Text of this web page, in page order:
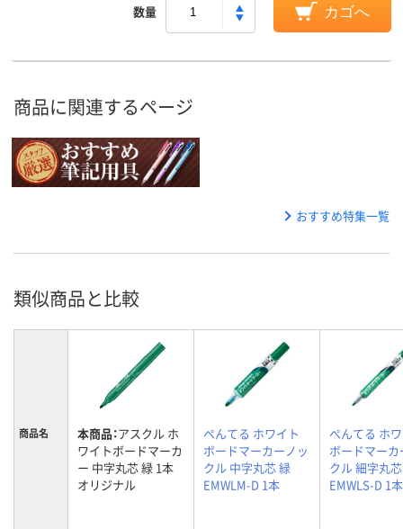
数量 カゴへ
商品に関連するページ
おすすめ特集一覧
類似商品と比較
商品名 本商品：アスクル ホ
ワイトボードマーカ
ー 中字丸芯 緑 1本
オリジナル
ぺんてる ホワイト
ボードマーカーノッ
クル 中字丸芯 緑
EMWLM-D 1本
ぺんてる ホ
ボードマー
クル 細字丸
EMWLS-D 1本